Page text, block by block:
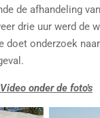
de afhandeling
drie uur werd de
doet onderzoek
Video onder de foto's